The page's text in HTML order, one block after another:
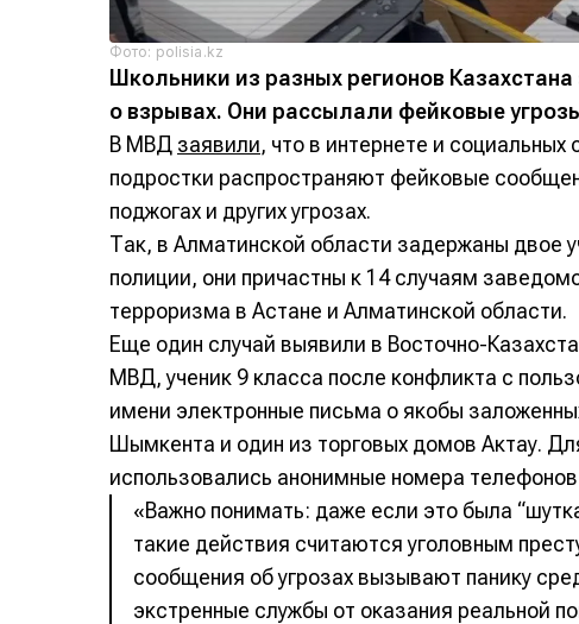
Фото: polisia.kz
Школьники из разных регионов
о взрывах. Они рассылали фейковые
В МВД заявили, что в интернете и
подростки распространяют фейковые
поджогах и других угрозах.
Так, в Алматинской области задержаны двое
полиции, они причастны к 14 случаям
терроризма в Астане и Алматинской области.
Еще один случай выявили в Восточно-
МВД, ученик 9 класса после конфликта с
имени электронные письма о якобы
Шымкента и один из торговых домов Актау.
использовались анонимные номера
«Важно понимать: даже если это была
такие действия считаются уголовным
сообщения об угрозах вызывают панику
экстренные службы от оказания реальной